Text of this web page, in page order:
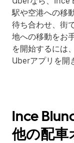
駅や空港への移
待ち合わせ、街
地への移動をお
を開始するには
Uberアプリを開
Ince
他の配車